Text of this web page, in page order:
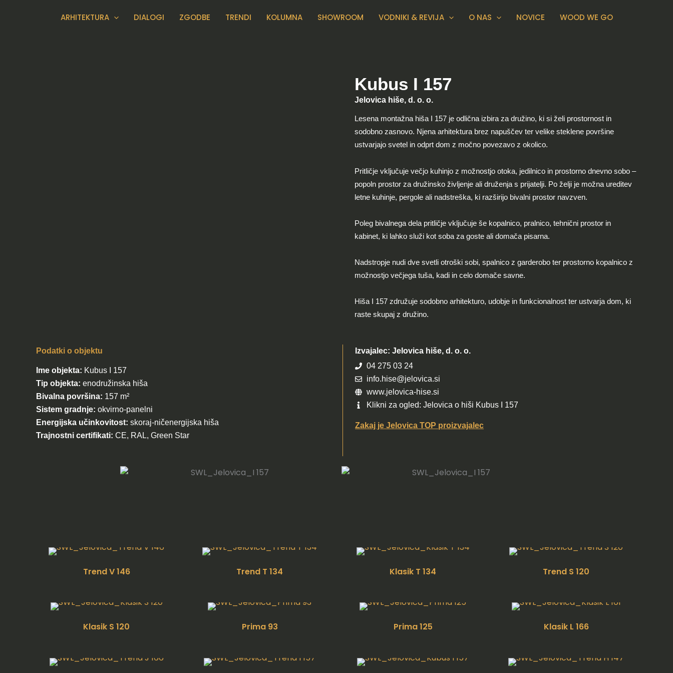
ARHITEKTURA DIALOGI ZGODBE TRENDI KOLUMNA SHOWROOM VODNIKI & REVIJA O NAS NOVICE WOOD WE GO
Kubus I 157
Jelovica hiše, d. o. o.
Lesena montažna hiša I 157 je odlična izbira za družino, ki si želi prostornost in
sodobno zasnovo. Njena arhitektura brez napuščev ter velike steklene površine
ustvarjajo svetel in odprt dom z močno povezavo z okolico.
Pritličje vključuje večjo kuhinjo z možnostjo otoka, jedilnico in prostorno dnevno sobo –
popoln prostor za družinsko življenje ali druženja s prijatelji. Po želji je možna ureditev
letne kuhinje, pergole ali nadstreška, ki razširijo bivalni prostor navzven.
Poleg bivalnega dela pritličje vključuje še kopalnico, pralnico, tehnični prostor in
kabinet, ki lahko služi kot soba za goste ali domača pisarna.
Nadstropje nudi dve svetli otroški sobi, spalnico z garderobo ter prostorno kopalnico z
možnostjo večjega tuša, kadi in celo domače savne.
Hiša I 157 združuje sodobno arhitekturo, udobje in funkcionalnost ter ustvarja dom, ki
raste skupaj z družino.
Podatki o objektu
Ime objekta: Kubus I 157
Tip objekta: enodružinska hiša
Bivalna površina: 157 m²
Sistem gradnje: okvirno-panelni
Energijska učinkovitost: skoraj-ničenergijska hiša
Trajnostni certifikati: CE, RAL, Green Star
Izvajalec: Jelovica hiše, d. o. o.
04 275 03 24
info.hise@jelovica.si
www.jelovica-hise.si
Klikni za ogled: Jelovica o hiši Kubus I 157
Zakaj je Jelovica TOP proizvajalec
Trend V 146 Trend T 134 Klasik T 134 Trend S 120
Klasik S 120 Prima 93 Prima 125 Klasik L 166